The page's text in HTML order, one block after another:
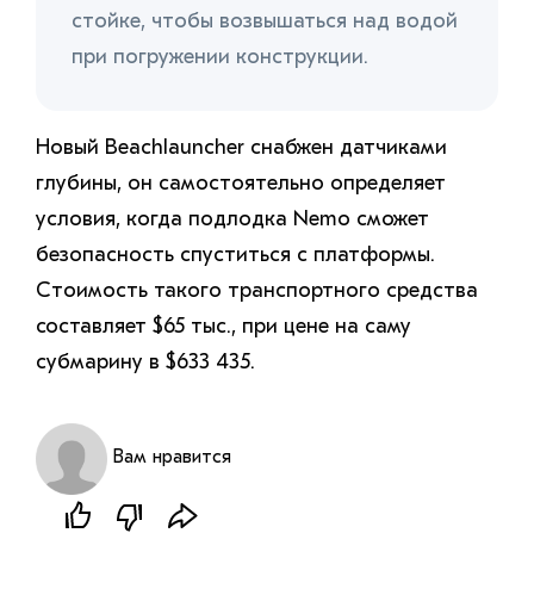
стойке, чтобы возвышаться над водой
при погружении конструкции.
Новый Beachlauncher снабжен датчиками
глубины, он самостоятельно определяет
условия, когда подлодка Nemo сможет
безопасность спуститься с платформы.
Стоимость такого транспортного средства
составляет $65 тыс., при цене на саму
субмарину в $633 435.
Вам нравится